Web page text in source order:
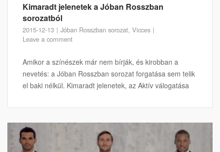
Kimaradt jelenetek a Jóban Rosszban
sorozatból
2015-12-13 Jóban Rosszban sorozat, Vicces
Leave a comment
Amikor a színészek már nem bírják, és kirobban a
nevetés: a Jóban Rosszban sorozat forgatása sem telik
el baki nélkül. Kimaradt jelenetek, az Aktív válogatása